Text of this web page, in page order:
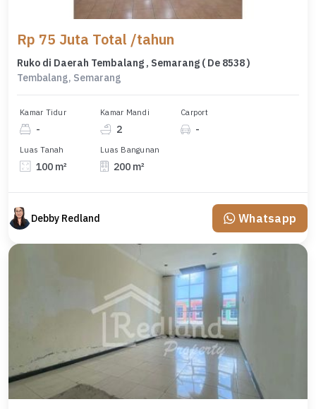
Rp 75 Juta Total /tahun
Ruko di Daerah Tembalang , Semarang ( De 8538 )
Tembalang, Semarang
Kamar Tidur
-
Kamar Mandi
2
Carport
-
Luas Tanah
100 m²
Luas Bangunan
200 m²
Debby Redland Whatsapp